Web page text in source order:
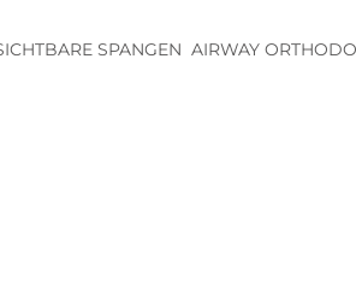
SPANGEN AIRWAY